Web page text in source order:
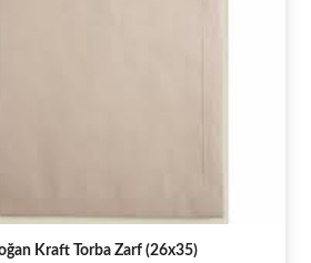
Kraft Torba Zarf (26x35)